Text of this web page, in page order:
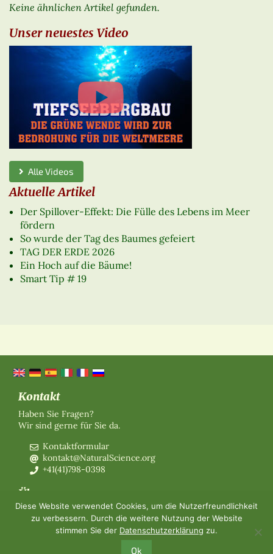
Keine ähnlichen Artikel gefunden.
Unser neuestes Video
Alle Videos
Aktuelle Artikel
Der Spillover-Effekt: Die Fülle des Lebens im Meer
fördern
So wurde der Tag des Baumes gefeiert
TAG DER ERDE 2026
Ein Hoch auf die Bäume!
Smart Tip # 19
Kontakt
Haben Sie Fragen?
Wir sind gerne für Sie da.
Kontaktformular
kontakt@NaturalScience.org
+41(41)798-0398
Über uns
Organisation
Mitgliedschaft
Über uns
Diese Website verwendet Cookies, um die Nutzerfreundlichkeit
zu verbessern. Durch die weitere Nutzung der Website
stimmen Sie der Datenschutzerklärung zu.
Ok